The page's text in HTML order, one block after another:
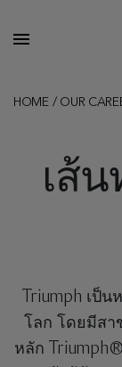
HOME/ OUR
เส้
Triumph เป็
โลก โดยมีสา
หลัก